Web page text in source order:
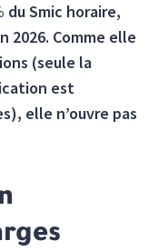
du Smic horaire,
2026. Comme elle
(seule la
est
elle n’ouvre pas